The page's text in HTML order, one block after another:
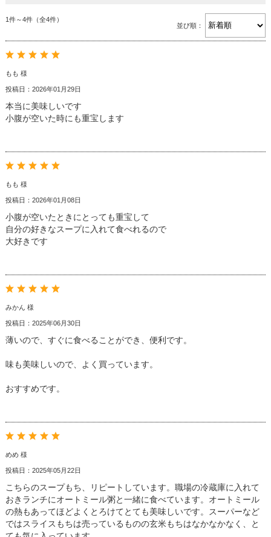
1件～4件（全4件）
並び順：
もも 様
投稿日：2026年01月29日
本当に美味しいです
小腹が空いた時にも重宝します
もも 様
投稿日：2026年01月08日
小腹が空いたときにとっても重宝して
自分の好きなスープに入れて食べれるので
大好きです
みかん 様
投稿日：2025年06月30日
薄いので、すぐに食べることができ、便利です。
味も美味しいので、よく買っています。
おすすめです。
めめ 様
投稿日：2025年05月22日
こちらのスープもち、リピートしています。職場の冷蔵庫に入れて
おきランチにオートミール粥と一緒に食べています。オートミール
の熱もあってほどよくとろけてとても美味しいです。スーパーなど
ではスライスもちは売っているものの玄米もちはなかなかなく、と